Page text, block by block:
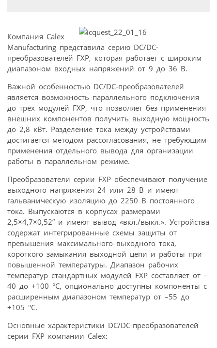
Компания Calex
Manufacturing представила серию DC/DC-
преобразователей FXP, которая работает с широким
диапазоном входных напряжений от 9 до 36 В.
Важной особенностью DC/DC-преобразователей
является возможность параллельного подключения
до трех модулей FXP, что позволяет без применения
внешних компонентов получить выходную мощность
до 2,8 кВт. Разделение тока между устройствами
достигается методом рассогласования, не требующим
применения отдельного вывода для организации
работы в параллельном режиме.
Преобразователи серии FXP обеспечивают получение
выходного напряжения 24 или 28 В и имеют
гальваническую изоляцию до 2250 В постоянного
тока. Выпускаются в корпусах размерами
2,5×4,7×0,52” и имеют вывод «вкл./выкл.». Устройства
содержат интегрированные схемы защиты от
превышения максимального выходного тока,
короткого замыкания выходной цепи и работы при
повышенной температуры. Диапазон рабочих
температур стандартных модулей FXP составляет от –
40 до +100 °C, опционально доступны компоненты с
расширенным диапазоном температур от –55 до
+105 °C.
Основные характеристики DC/DC-преобразователей
серии FXP компании Calex: